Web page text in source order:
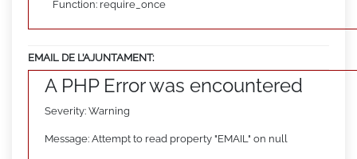
Function: require_once
EMAIL DE L’AJUNTAMENT:
A PHP Error was encountered
Severity: Warning
Message: Attempt to read property "EMAIL" on null